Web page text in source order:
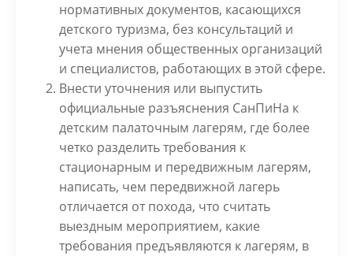
нормативных документов, касающихся
детского туризма, без консультаций и
учета мнения общественных организаций
и специалистов, работающих в этой сфере.
Внести уточнения или выпустить
официальные разъяснения СанПиНа к
детским палаточным лагерям, где более
четко разделить требования к
стационарным и передвижным лагерям,
написать, чем передвижной лагерь
отличается от похода, что считать
выездным мероприятием, какие
требования предъявляются к лагерям, в